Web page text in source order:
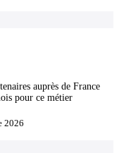
auprès de France
pour ce métier
2026